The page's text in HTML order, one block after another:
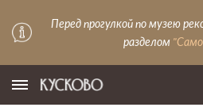
Перед прогулкой по музею
разделом